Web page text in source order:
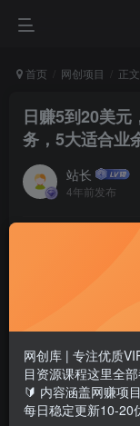
首页 网创项目 正文
日赚5到20美
务，5大适合业
站长
4年前发布
网创库 | 专注优质
目资源课程这里全部
🔰 内容涵盖网赚项
每日稳定更新10-20